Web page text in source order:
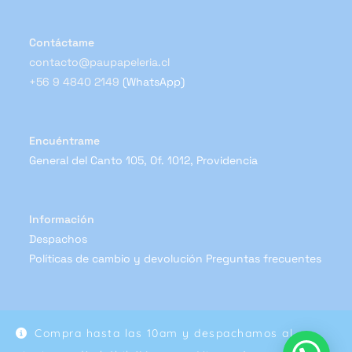
Compra hasta las 10am y despachamos al
Contáctame
contacto@paupapeleria.cl
+56 9 4840 2149 (WhatsApp)
Encuéntrame
General del Canto 105, Of. 1012, Providencia
Información
Despachos
Políticas de cambio y devolución Preguntas frecuentes